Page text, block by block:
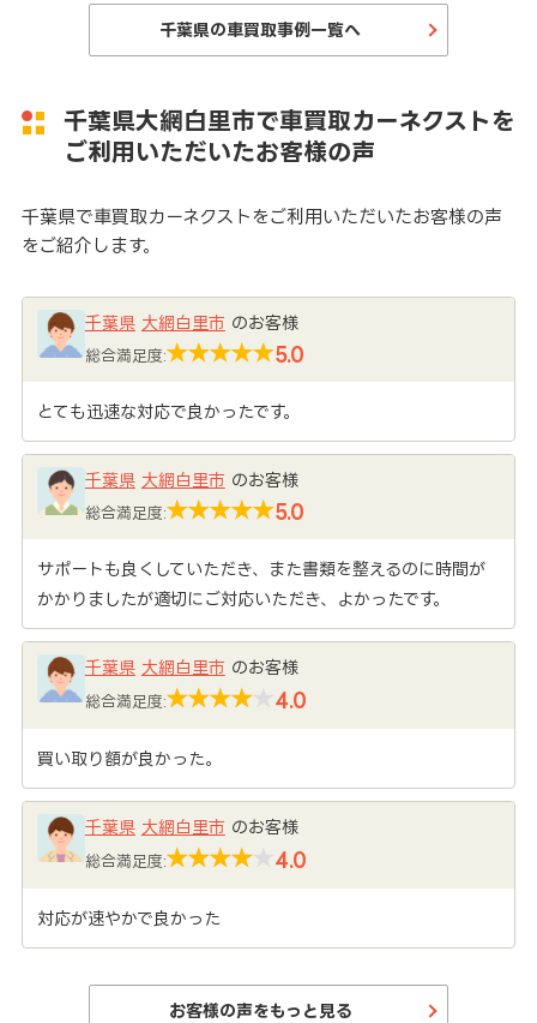
千葉県の車買取事例一覧へ
千葉県大網白里市で車買取カーネクストを
ご利用いただいたお客様の声
千葉県で車買取カーネクストをご利用いただいたお客様の声
をご紹介します。
千葉県 大網白里市 のお客様
総合満足度: 5.0
とても迅速な対応で良かったです。
千葉県 大網白里市 のお客様
総合満足度: 5.0
サポートも良くしていただき、また書類を整えるのに時間が
かかりましたが適切にご対応いただき、よかったです。
千葉県 大網白里市 のお客様
総合満足度: 4.0
買い取り額が良かった。
千葉県 大網白里市 のお客様
総合満足度: 4.0
対応が速やかで良かった
お客様の声をもっと見る